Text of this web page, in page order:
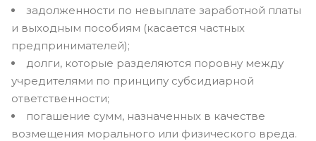
задолженности по невыплате заработной платы
и выходным пособиям (касается частных
предпринимателей);
долги, которые разделяются поровну между
учредителями по принципу субсидиарной
ответственности;
погашение сумм, назначенных в качестве
возмещения морального или физического вреда.